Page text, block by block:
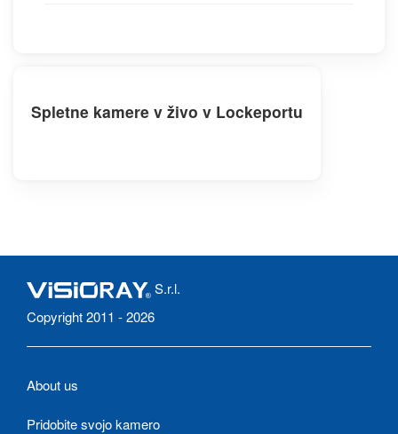
Spletne kamere v živo v Lockeportu
S.r.l.
Copyright 2011 - 2026
About us
Pridobite svojo kamero